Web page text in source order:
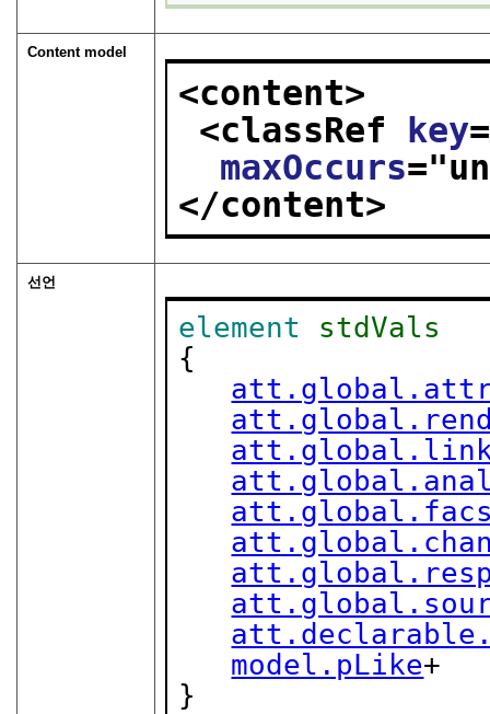
Content model
<content>
<classRef key
maxOccurs="
</content>
선언
element
stdVals
{
model.pLike+
}